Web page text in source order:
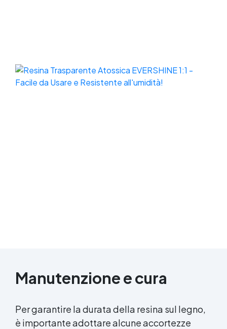
Manutenzione e cura
Per garantire la durata della resina sul legno,
è importante adottare alcune accortezze